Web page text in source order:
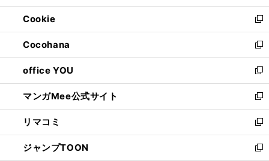
開
く
ウ
で
開
く
ン
ド
ウ
で
開
く
ウ
ィ
ン
ド
ウ
で
開
く
Cookie
新
し
い
ウ
ィ
ン
ド
ウ
で
開
く
Cocohana
新
し
い
ウ
ィ
ン
ド
ウ
で
office YOU
新
し
い
ウ
ィ
ン
ド
マンガMee公式サイト
新
し
い
ウ
ィ
リマコミ
新
し
い
ジャンプTOON
新